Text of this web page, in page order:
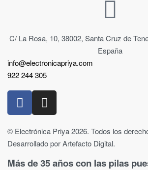
C/ La Rosa, 10, 38002, Santa Cruz de
España
info@electronicapriya.com
922 244 305
© Electrónica Priya 2026. Todos los
Desarrollado por Artefacto Digital.
Más de 35 años con las pilas